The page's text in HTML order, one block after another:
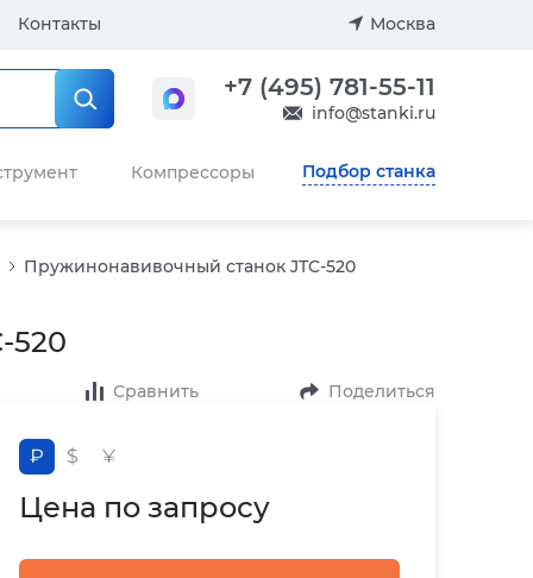
Контакты Москва
+7 (495) 781-55-11
info@stanki.ru
Компрессоры Подбор станка
Пружинонавивочный станок JTC-520
520
Сравнить Поделиться
₽ $ ¥
Цена по запросу